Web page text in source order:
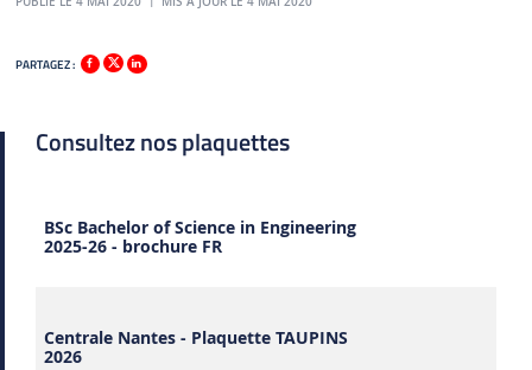
PARTAGEZ :
Consultez nos plaquettes
BSc Bachelor of Science in Engineering
2025-26 - brochure FR
Centrale Nantes - Plaquette TAUPINS
2026